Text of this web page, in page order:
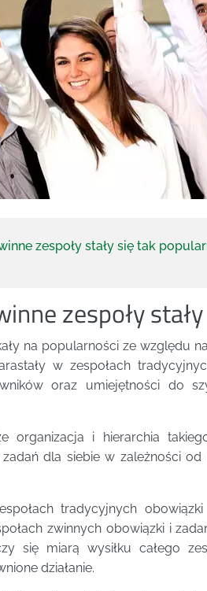
zespoły stały się tak
zespoły
na popularności ze względu
w zespołach
oraz umiejętności do
organizacja i hierarchia
dla siebie w zależności
tradycyjnych
zwinnych obowiązki i
się miarą wysiłku całego
działanie.